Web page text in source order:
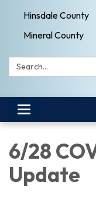
Hinsdale County
Mineral County
Search:
Toggle navigation
6/28
Update